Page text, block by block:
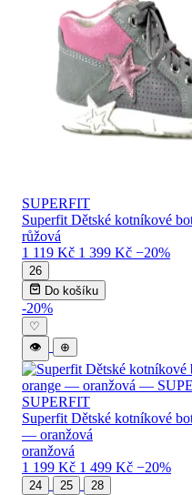
SUPERFIT
Superfit Dětské kotníkové
růžová
1 119 Kč 1 399 Kč −20%
26
Do košíku
-20%
♡
👁
⊕
SUPERFIT
Superfit Dětské kotníkové
— oranžová
oranžová
1 199 Kč 1 499 Kč −20%
24 25
28